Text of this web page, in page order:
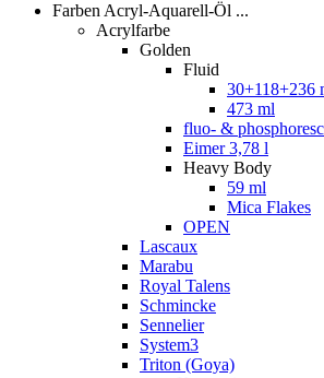
Farben Acryl-Aquarell-Öl ...
Acrylfarbe
Golden
Fluid
30+118+236
473 ml
fluo- &
Eimer 3,78 l
Heavy Body
59 ml
Mica Flakes
OPEN
Lascaux
Marabu
Royal Talens
Schmincke
Sennelier
System3
Triton (Goya)